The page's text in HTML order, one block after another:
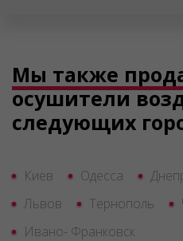
Мы также
осушители
следующих
Киев Одесса
Львов
Тернополь
Ивано- Франковск